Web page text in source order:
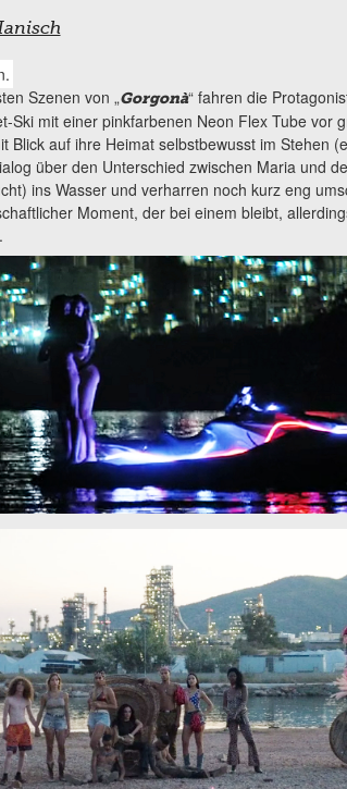
Szenen von „Gorgonà“ fahren die
Ski mit einer pinkfarbenen Neon Flex Tube vor
Blick auf ihre Heimat selbstbewusst im Stehen
über den Unterschied zwischen Maria und
ins Wasser und verharren noch kurz eng
Moment, der bei einem bleibt,